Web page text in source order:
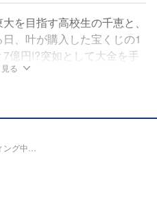
を目指す高校生の千恵と、
、叶が購入した宝くじの1
億円!?突如として大金を手
験勉強に身が入らず…。こ
最高に楽しい人生を送っ
るマネー＆ガールズコメ
る
ング中…